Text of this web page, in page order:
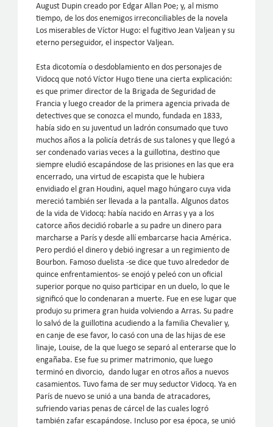
August Dupin creado por Edgar Allan Poe; y, al mismo
tiempo, de los dos enemigos irreconciliables de la novela
Los miserables de Víctor Hugo: el fugitivo Jean Valjean y su
eterno perseguidor, el inspector Valjean.
Esta dicotomía o desdoblamiento en dos personajes de
Vidocq que notó Víctor Hugo tiene una cierta explicación:
es que primer director de la Brigada de Seguridad de
Francia y luego creador de la primera agencia privada de
detectives que se conozca el mundo, fundada en 1833,
había sido en su juventud un ladrón consumado que tuvo
muchos años a la policía detrás de sus talones y que llegó a
ser condenado varias veces a la guillotina, destino que
siempre eludió escapándose de las prisiones en las que era
encerrado, una virtud de escapista que le hubiera
envidiado el gran Houdini, aquel mago húngaro cuya vida
mereció también ser llevada a la pantalla. Algunos datos
de la vida de Vidocq: había nacido en Arras y ya a los
catorce años decidió robarle a su padre un dinero para
marcharse a París y desde allí embarcarse hacia América.
Pero perdió el dinero y debió ingresar a un regimiento de
Bourbon. Famoso duelista -se dice que tuvo alrededor de
quince enfrentamientos- se enojó y peleó con un oficial
superior porque no quiso participar en un duelo, lo que le
significó que lo condenaran a muerte. Fue en ese lugar que
produjo su primera gran huida volviendo a Arras. Su padre
lo salvó de la guillotina acudiendo a la familia Chevalier y,
en canje de ese favor, lo casó con una de las hijas de ese
linaje, Louise, de la que luego se separó al enterarse que lo
engañaba. Ese fue su primer matrimonio, que luego
terminó en divorcio, dando lugar en otros años a nuevos
casamientos. Tuvo fama de ser muy seductor Vidocq. Ya en
París de nuevo se unió a una banda de atracadores,
sufriendo varias penas de cárcel de las cuales logró
también zafar escapándose. Incluso por esa época, se unió